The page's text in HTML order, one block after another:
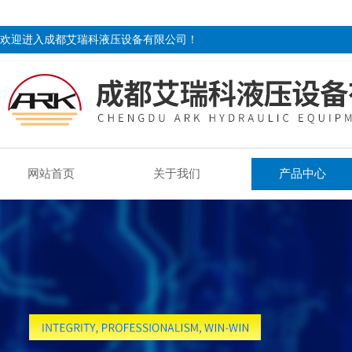
欢迎进入成都艾瑞科液压设备有限公司！
网站首页 关于我们 产品中心